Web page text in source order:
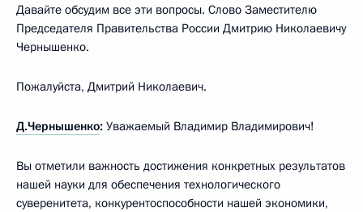
Давайте обсудим все эти вопросы. Слово Заместителю
Председателя Правительства России Дмитрию Николаевичу
Чернышенко.
Пожалуйста, Дмитрий Николаевич.
Д.Чернышенко: Уважаемый Владимир Владимирович!
Вы отметили важность достижения конкретных результатов
нашей науки для обеспечения технологического
суверенитета, конкурентоспособности нашей экономики,